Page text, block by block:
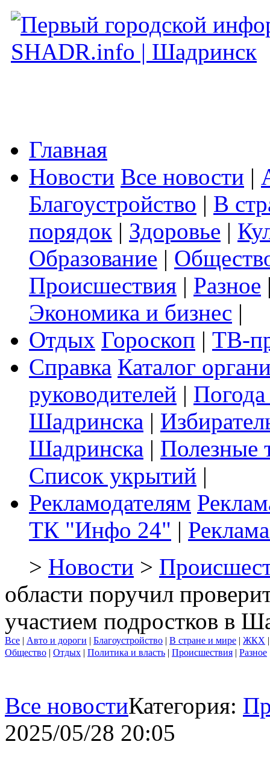
Главная
Новости Все новости |
Благоустройство | В
порядок | Здоровье |
Образование |
Происшествия | Разное
Экономика и бизнес |
Отдых Гороскоп | ТВ-
Справка Каталог
руководителей |
Шадринска |
Шадринска | Полезные
Список укрытий |
Рекламодателям
ТК "Инфо 24" |
> Новости >
области поручил
участием подростков в
Все | Авто и дороги | Благоустройство | В стране и мире | ЖКХ
Общество | Отдых | Политика и власть | Происшествия | Разное
Все новостиКатегория:
2025/05/28 20:05